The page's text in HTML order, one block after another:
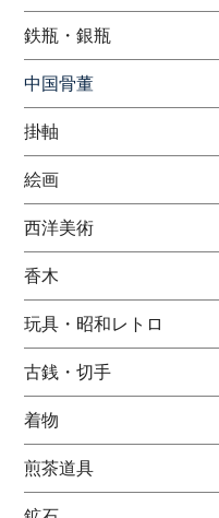
鉄瓶・銀瓶
中国骨董
掛軸
絵画
西洋美術
香木
玩具・昭和レトロ
古銭・切手
着物
煎茶道具